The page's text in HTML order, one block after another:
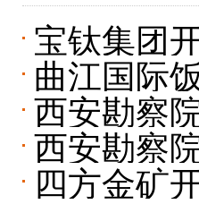
宝钛集团
曲江国际
西安勘察
西安勘察
四方金矿